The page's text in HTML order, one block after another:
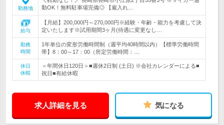
勤務地
勤OK！無料駐車場完備◎ 【雇入れ…
給与
【月給】200,000円～270,000円※経験・年齢・能力を考慮して決
定いたします※試用期間3ヶ月(待遇に変更なし…
勤務
時間
1年単位の変形労働時間制（週平均40時間以内）【標準労働時間
帯】8：00～17：00（所定労働時間：…
休日
休暇
＜年間休日120日＞■週休2日制 (土日) ※会社カレンダーによる■
祝日■有給休暇
求人詳細を見る 気になる